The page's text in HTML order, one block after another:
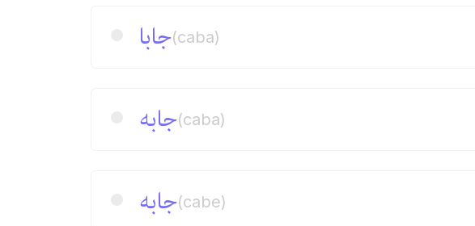
جابا(caba)
جابه(caba)
جابه(cabe)